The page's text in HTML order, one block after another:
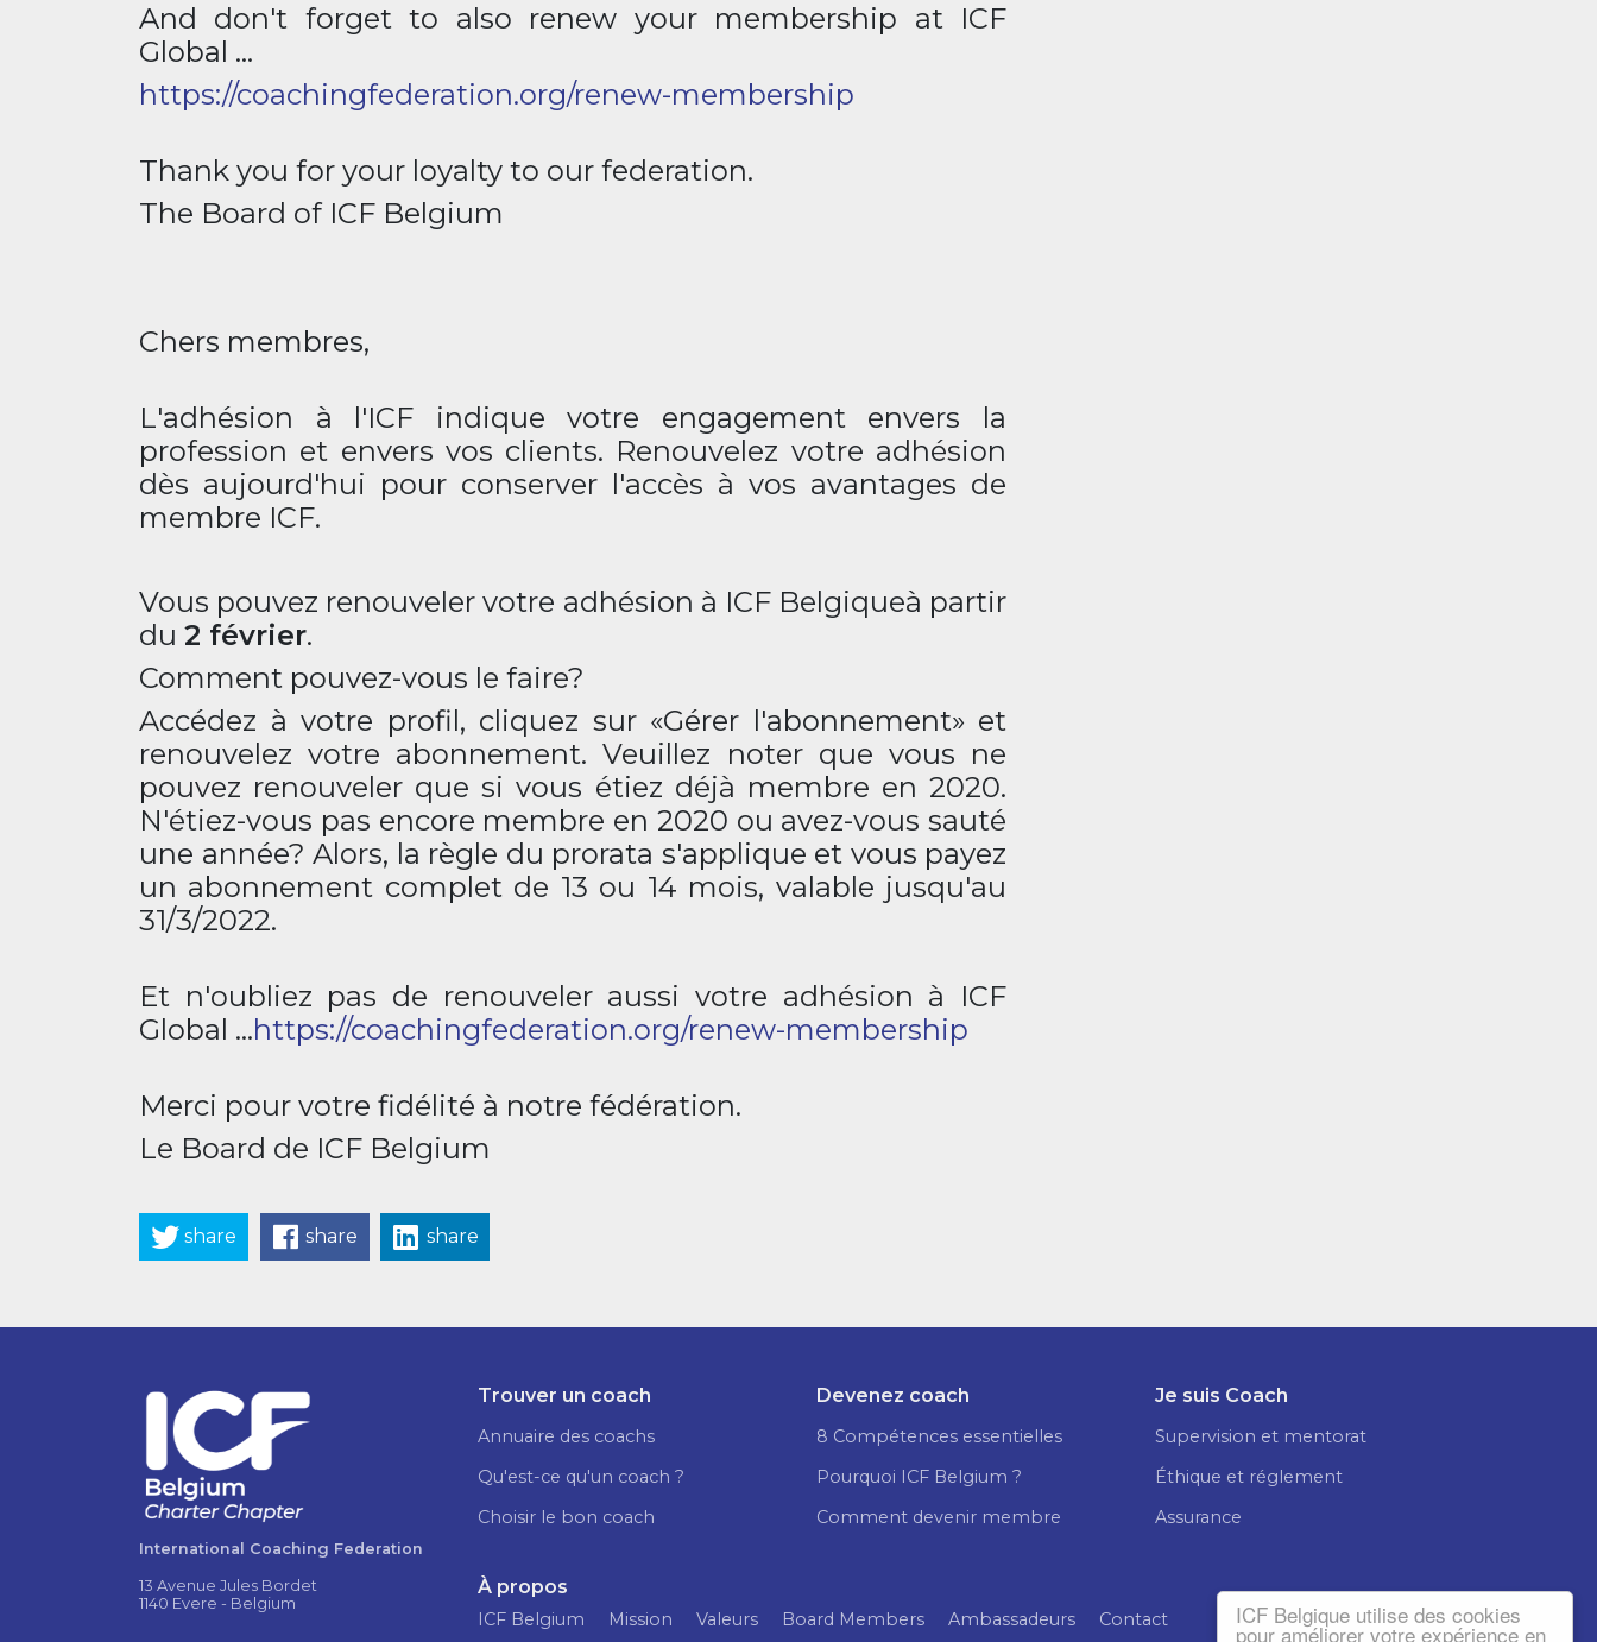
ICF Belgique utilise des cookies
pour améliorer votre expérience en
And don't forget to also renew your membership at ICF
Global ...
https://coachingfederation.org/renew-membership
Thank you for your loyalty to our federation.
The Board of ICF Belgium
Chers membres,
L'adhésion à l'ICF indique votre engagement envers la
profession et envers vos clients. Renouvelez votre adhésion
dès aujourd'hui pour conserver l'accès à vos avantages de
membre ICF.
Vous pouvez renouveler votre adhésion à ICF Belgiqueà partir
du 2 février.
Comment pouvez-vous le faire?
Accédez à votre profil, cliquez sur «Gérer l'abonnement» et
renouvelez votre abonnement. Veuillez noter que vous ne
pouvez renouveler que si vous étiez déjà membre en 2020.
N'étiez-vous pas encore membre en 2020 ou avez-vous sauté
une année? Alors, la règle du prorata s'applique et vous payez
un abonnement complet de 13 ou 14 mois, valable jusqu'au
31/3/2022.
Et n'oubliez pas de renouveler aussi votre adhésion à ICF
Global ...https://coachingfederation.org/renew-membership
Merci pour votre fidélité à notre fédération.
Le Board de ICF Belgium
share share share
International Coaching Federation
13 Avenue Jules Bordet
1140 Evere - Belgium
Trouver un coach
Annuaire des coachs
Qu'est-ce qu'un coach ?
Choisir le bon coach
Devenez coach
8 Compétences essentielles
Pourquoi ICF Belgium ?
Comment devenir membre
Je suis Coach
Supervision et mentorat
Éthique et réglement
Assurance
À propos
ICF Belgium Mission Valeurs Board Members Ambassadeurs Contact